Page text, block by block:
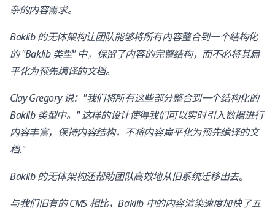
杂的内容需求。
Baklib 的无体架构让团队能够将所有内容整合到一个结构化
的 "Baklib 类型" 中，保留了内容的完整结构，而不必将其扁
平化为预先编译的文档。
Clay Gregory 说："我们将所有这些部分整合到一个结构化的
Baklib 类型中。" 这样的设计使得我们可以实时引入数据进行
内容丰富，保持内容结构，不将内容扁平化为预先编译的文
档."
Baklib 的无体架构还帮助团队高效地从旧系统迁移出去。
与我们旧有的 CMS 相比，Baklib 中的内容渲染速度加快了五